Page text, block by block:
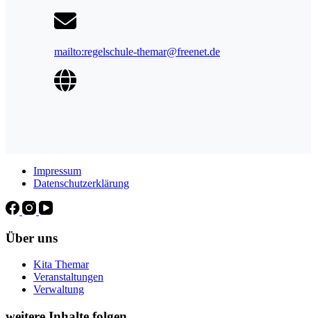
mailto:regelschule-themar@freenet.de
Impressum
Datenschutzerklärung
Über uns
Kita Themar
Veranstaltungen
Verwaltung